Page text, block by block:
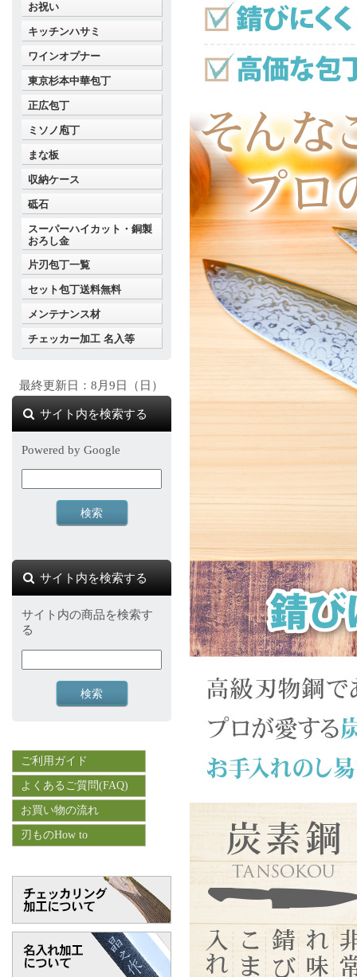
お祝い
キッチンハサミ
ワインオプナー
東京杉本中華包丁
正広包丁
ミソノ庖丁
まな板
収納ケース
砥石
スーパーハイカット・銅製
おろし金
片刃包丁一覧
セット包丁送料無料
メンテナンス材
チェッカー加工 名入等
最終更新日：8月9日（日）
サイト内を検索する
Powered by Google
サイト内を検索する
サイト内の商品を検索す
る
ご利用ガイド
よくあるご質問(FAQ)
お買い物の流れ
刃ものHow to